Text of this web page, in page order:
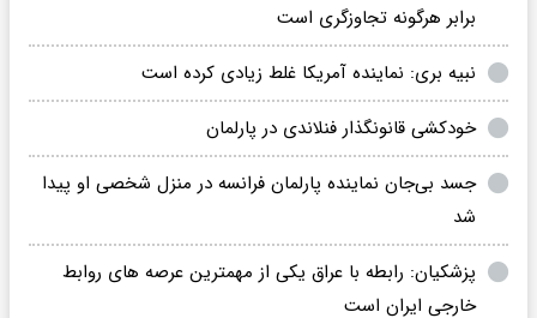
برابر هرگونه تجاوزگری است
نبیه بری: نماینده آمریکا غلط زیادی کرده است
خودکشی قانونگذار فنلاندی در پارلمان
جسد بی‌جان نماینده پارلمان فرانسه در منزل شخصی‌ او پیدا
شد
پزشکیان: رابطه با عراق یکی از مهمترین عرصه های روابط
خارجی ایران است